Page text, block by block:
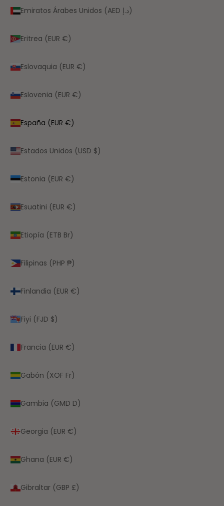
Emiratos Árabes Unidos (AED د.إ)
Eritrea (EUR €)
Eslovaquia (EUR €)
Eslovenia (EUR €)
España (EUR €)
Estados Unidos (USD $)
Estonia (EUR €)
Esuatini (EUR €)
Etiopía (ETB Br)
Filipinas (PHP ₱)
Finlandia (EUR €)
Fiyi (FJD $)
Francia (EUR €)
Gabón (XOF Fr)
Gambia (GMD D)
Georgia (EUR €)
Ghana (EUR €)
Gibraltar (GBP £)